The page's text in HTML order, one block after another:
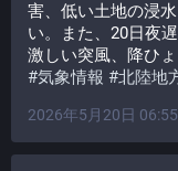
害、低い土地の浸
い。また、20日夜
激しい突風、降ひ
#気象情報 #北陸地
2026年5月20日 06:55